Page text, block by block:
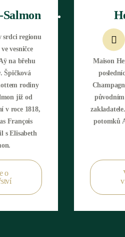
Salmon
Champagne
od tohoto vinaře
Champagne
od tohoto vinaře
srdci regionu
vesničce
na břehu
Špičková
rodiny
již od
v roce 1818,
François
s Elisabeth
o
Maison
potomků